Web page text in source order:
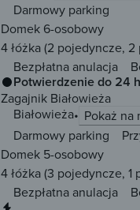
Darmowy parking
Domek 6-osobowy
4 łóżka(2 pojedyncze, 2
Bezpłatna anulacja
Potwierdzenie do 24 h
Zagajnik Białowieża
Białowieża
Pokaż na
Darmowy parking
Domek 5-osobowy
4 łóżka(3 pojedyncze, 1
Bezpłatna anulacja